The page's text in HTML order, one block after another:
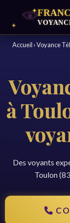
Accueil ›Voyance
à
Des voyants
Toulon